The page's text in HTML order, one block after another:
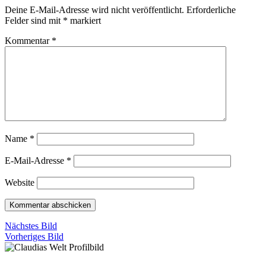
Deine E-Mail-Adresse wird nicht veröffentlicht. Erforderliche
Felder sind mit * markiert
Kommentar *
Name *
E-Mail-Adresse *
Website
Nächstes Bild
Vorheriges Bild